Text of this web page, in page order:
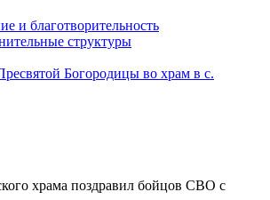
и благотворительность
структуры
Богородицы во храм в с.
храма поздравил бойцов СВО с